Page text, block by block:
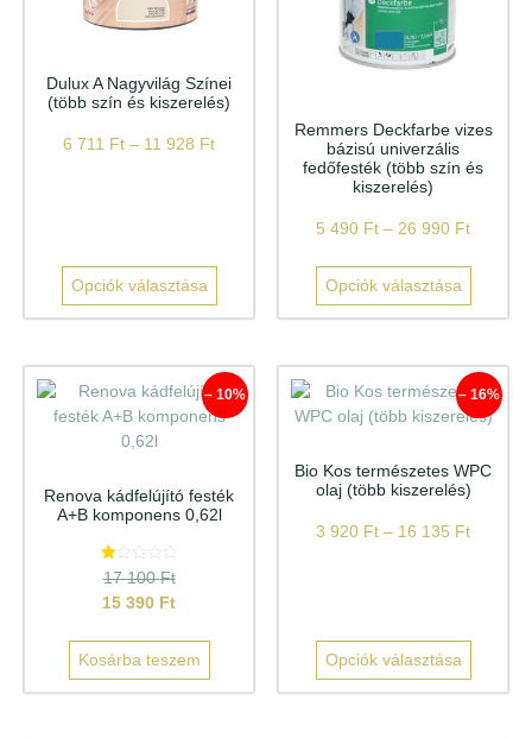
Dulux A Nagyvilág Színei
(több szín és kiszerelés)
6 711 Ft – 11 928 Ft
Opciók választása
Remmers Deckfarbe vizes
bázisú univerzális
fedőfesték (több szín és
kiszerelés)
5 490 Ft – 26 990 Ft
Opciók választása
– 10%
Renova kádfelújító festék
A+B komponens 0,62l
Értékelés:
1.00
/
17 100Ft
15 390 Ft
Kosárba teszem
– 16%
Bio Kos természetes WPC
olaj (több kiszerelés)
3 920 Ft – 16 135 Ft
Opciók választása